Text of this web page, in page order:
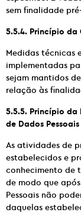
sem finalidade
5.5.4. Princípio da
Medidas técnicas
implementadas
sejam mantidos
relação às
5.5.5. Princípio da
de Dados Pessoais
As atividades de
estabelecidos e
conhecimento de
de modo que
Pessoais não
daquelas